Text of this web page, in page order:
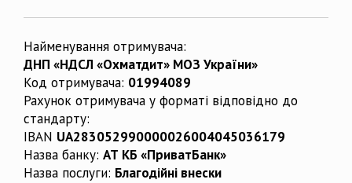
Найменування отримувача:
ДНП «НДСЛ «Охматдит» МОЗ України»
Код отримувача: 01994089
Рахунок отримувача у форматі відповідно до
стандарту:
IBAN UA283052990000026004045036179
Назва банку: АТ КБ «ПриватБанк»
Назва послуги: Благодійні внески